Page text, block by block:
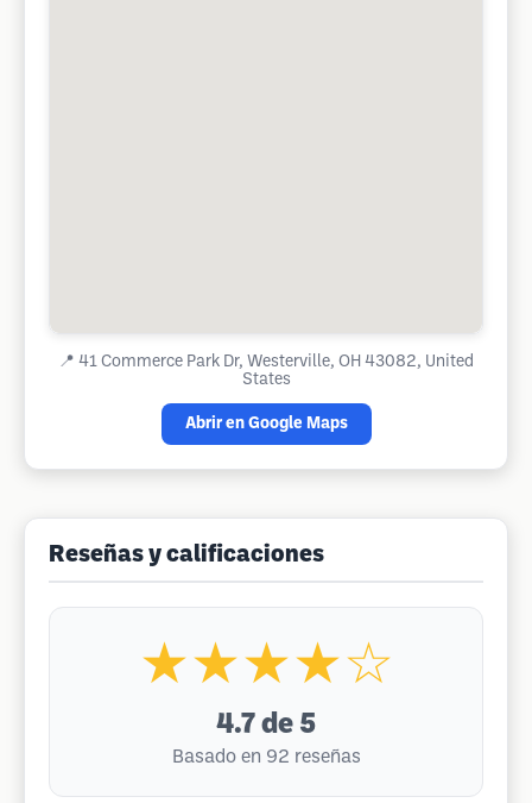
📍 41 Commerce Park Dr, Westerville, OH 43082, United
States
Abrir en Google Maps
Reseñas y calificaciones
★★★★☆
4.7 de 5
Basado en 92 reseñas